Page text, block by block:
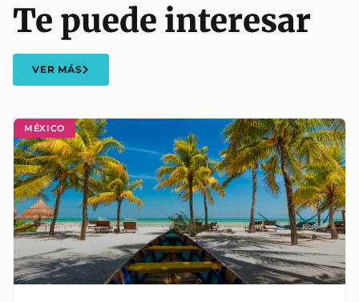
MÉXICO
Te puede interesar
VER MÁS